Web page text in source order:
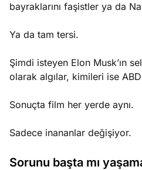
bayraklarını faşistler ya da
Ya da tam tersi.
Şimdi isteyen Elon Musk’ın
olarak algılar, kimileri ise
Sonuçta film her yerde aynı.
Sadece inananlar değişiyor.
Sorunu başta mı